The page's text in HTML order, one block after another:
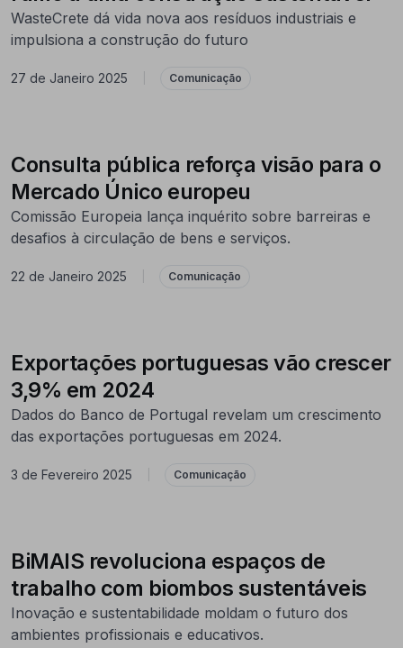
WasteCrete dá vida nova aos resíduos industriais e
impulsiona a construção do futuro
27 de Janeiro 2025 Comunicação
Consulta pública reforça visão para o
Mercado Único europeu
Comissão Europeia lança inquérito sobre barreiras e
desafios à circulação de bens e serviços.
22 de Janeiro 2025 Comunicação
Exportações portuguesas vão crescer
3,9% em 2024
Dados do Banco de Portugal revelam um crescimento
das exportações portuguesas em 2024.
3 de Fevereiro 2025 Comunicação
BiMAIS revoluciona espaços de
trabalho com biombos sustentáveis
Inovação e sustentabilidade moldam o futuro dos
ambientes profissionais e educativos.